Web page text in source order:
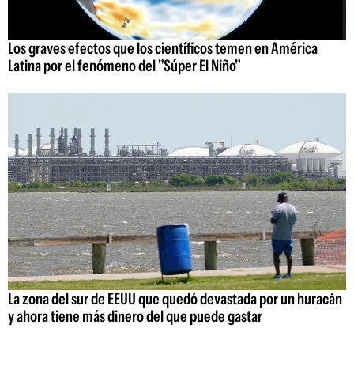
Los graves efectos que los científicos temen en América
Latina por el fenómeno del "Súper El Niño"
La zona del sur de EEUU que quedó devastada por un huracán
y ahora tiene más dinero del que puede gastar